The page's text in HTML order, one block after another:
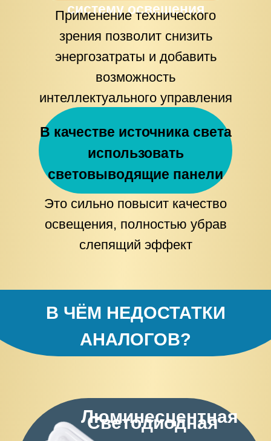
систему освещения
Применение технического
зрения позволит снизить
энергозатраты и добавить
возможность
интеллектуального управления
В качестве источника света
использовать
световыводящие панели
Это сильно повысит качество
освещения, полностью убрав
слепящий эффект
В ЧЁМ НЕДОСТАТКИ
АНАЛОГОВ?
Люминесцентная
Светодиодная